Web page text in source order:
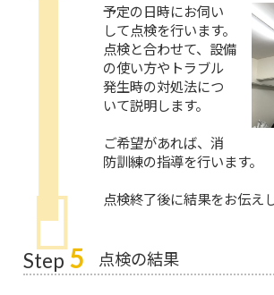
予定の日時にお伺い
して点検を行います。
点検と合わせて、設備
の使い方やトラブル
発生時の対処法につ
いて説明します。
ご希望があれば、消
防訓練の指導を行います。
点検終了後に結果をお伝えし
Step 5 点検の結果